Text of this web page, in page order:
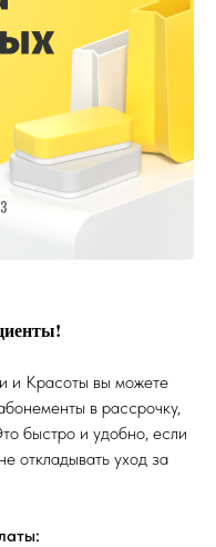
и Красоты вы можете
в рассрочку,
быстро и удобно, если
откладывать уход за